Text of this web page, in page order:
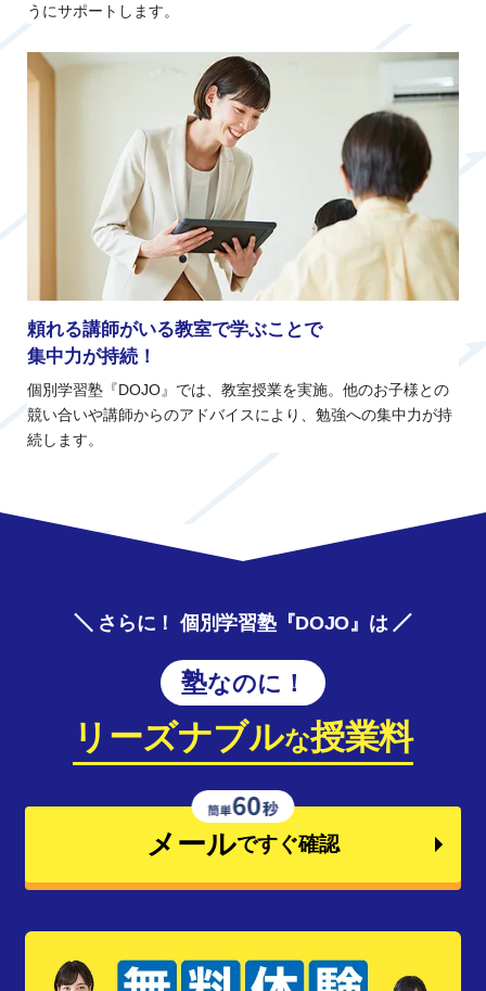
うにサポートします。
頼れる講師がいる教室で学ぶことで
集中力が持続！
個別学習塾『DOJO』では、教室授業を実施。他のお子様との
競い合いや講師からのアドバイスにより、勉強への集中力が持
続します。
さらに！ 個別学習塾『DOJO』は
塾なのに！
リーズナブルな授業料
メールですぐ確認